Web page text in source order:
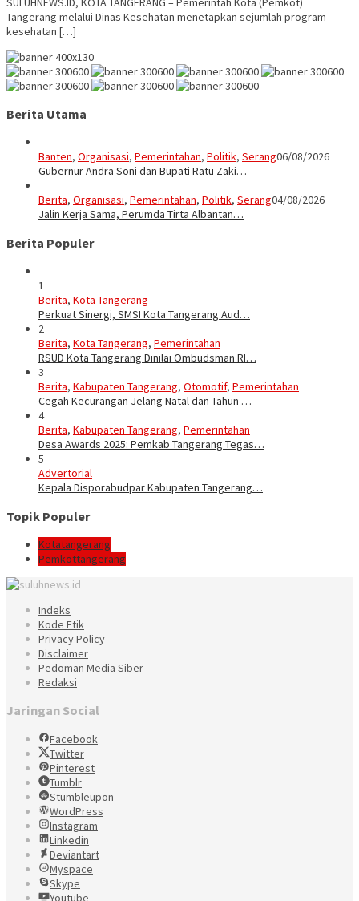
Tangerang melalui Dinas Kesehatan menetapkan sejumlah program
kesehatan […]
Berita Utama
Banten, Organisasi, Pemerintahan, Politik, Serang06/08/2026
Gubernur Andra Soni dan Bupati Ratu Zaki…
Berita, Organisasi, Pemerintahan, Politik, Serang04/08/2026
Jalin Kerja Sama, Perumda Tirta Albantan…
Berita Populer
1
Berita, Kota Tangerang
Perkuat Sinergi, SMSI Kota Tangerang Aud…
2
Berita, Kota Tangerang, Pemerintahan
RSUD Kota Tangerang Dinilai Ombudsman RI…
3
Berita, Kabupaten Tangerang, Otomotif, Pemerintahan
Cegah Kecurangan Jelang Natal dan Tahun …
4
Berita, Kabupaten Tangerang, Pemerintahan
Desa Awards 2025: Pemkab Tangerang Tegas…
5
Advertorial
Kepala Disporabudpar Kabupaten Tangerang…
Topik Populer
Kotatangerang
Pemkottangerang
Indeks
Kode Etik
Privacy Policy
Disclaimer
Pedoman Media Siber
Redaksi
Jaringan Social
Facebook
Twitter
Pinterest
Tumblr
Stumbleupon
WordPress
Instagram
Linkedin
Deviantart
Myspace
Skype
Youtube